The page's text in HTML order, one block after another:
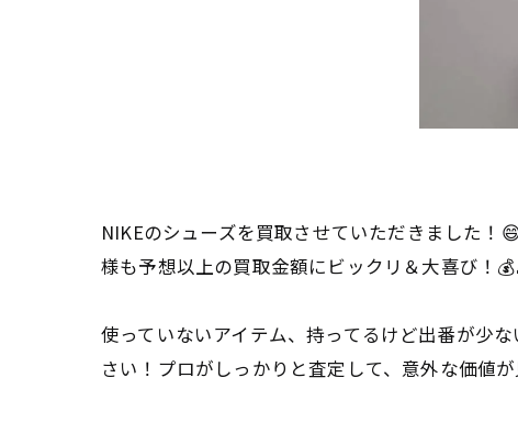
NIKEのシューズを買取させていただきました！
様も予想以上の買取金額にビックリ＆大喜び！
使っていないアイテム、持ってるけど出番が少
さい！プロがしっかりと査定して、意外な価値